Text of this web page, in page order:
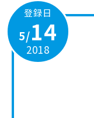
登録日
5/14
2018